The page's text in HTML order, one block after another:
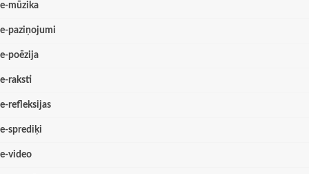
e-mūzika
e-paziņojumi
e-poēzija
e-raksti
e-refleksijas
e-sprediķi
e-video